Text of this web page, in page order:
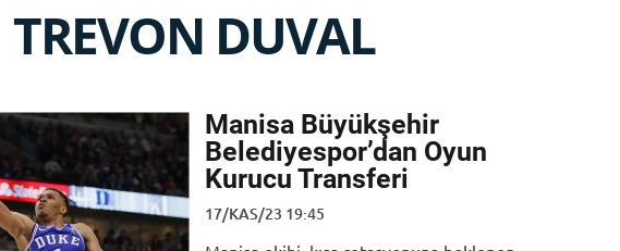
TREVON DUVAL
Manisa Büyükşehir
Belediyespor’dan Oyun
Kurucu Transferi
17/KAS/23 19:45